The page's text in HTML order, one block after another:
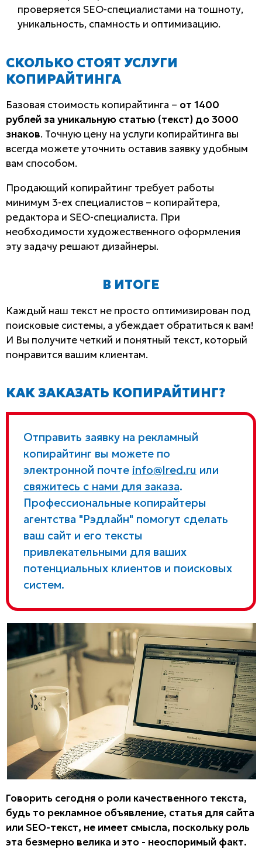
проверяется SEO-специалистами на тошноту,
уникальность, спамность и оптимизацию.
СКОЛЬКО СТОЯТ УСЛУГИ
КОПИРАЙТИНГА
Базовая стоимость копирайтинга – от 1400
рублей за уникальную статью (текст) до 3000
знаков. Точную цену на услуги копирайтинга вы
всегда можете уточнить оставив заявку удобным
вам способом.
Продающий копирайтинг требует работы
минимум 3-ех специалистов – копирайтера,
редактора и SEO-специалиста. При
необходимости художественного оформления
эту задачу решают дизайнеры.
В ИТОГЕ
Каждый наш текст не просто оптимизирован под
поисковые системы, а убеждает обратиться к вам!
И Вы получите четкий и понятный текст, который
понравится вашим клиентам.
КАК ЗАКАЗАТЬ КОПИРАЙТИНГ?
Отправить заявку на рекламный
копирайтинг вы можете по
электронной почте info@lred.ru или
свяжитесь с нами для заказа.
Профессиональные копирайтеры
агентства "Рэдлайн" помогут сделать
ваш сайт и его тексты
привлекательными для ваших
потенциальных клиентов и поисковых
систем.
Говорить сегодня о роли качественного текста,
будь то рекламное объявление, статья для сайта
или SEO-текст, не имеет смысла, поскольку роль
эта безмерно велика и это - неоспоримый факт.